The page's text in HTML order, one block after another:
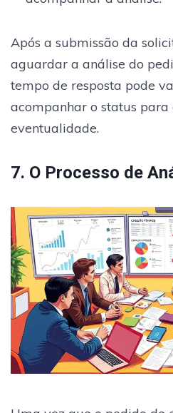
Após a submissão da
aguardar a análise do
tempo de resposta pode
acompanhar o status
eventualidade.
7. O Processo de